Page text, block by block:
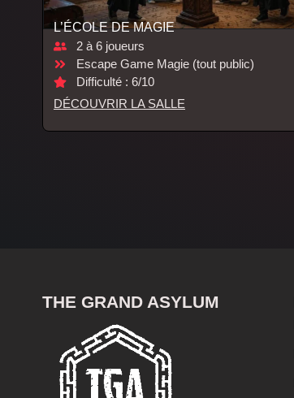
L’ÉCOLE DE MAGIE
2 à 6 joueurs
Escape Game Magie (tout public)
Difficulté : 6/10
DÉCOUVRIR LA SALLE
THE GRAND ASYLUM